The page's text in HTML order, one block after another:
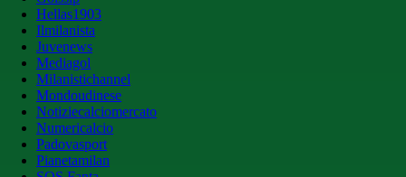
Hellas1903
Ilmilanista
Juvenews
Mediagol
Milanistichannel
Mondoudinese
Notiziecalciomercato
Numericalcio
Padovasport
Pianetamilan